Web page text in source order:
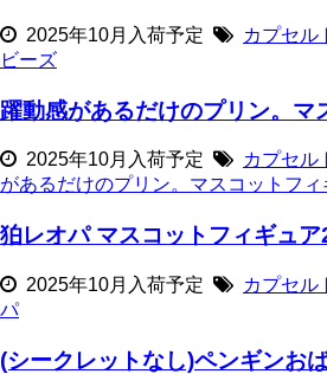
2025年10月入荷予定 カプセル
ビーズ
躍動感があるだけのプリン。マ
2025年10月入荷予定 カプセル
があるだけのプリン。マスコットフィ
狛レオパ マスコットフィギュア
2025年10月入荷予定 カプセル
パ
(シークレットなし)ペンギンお